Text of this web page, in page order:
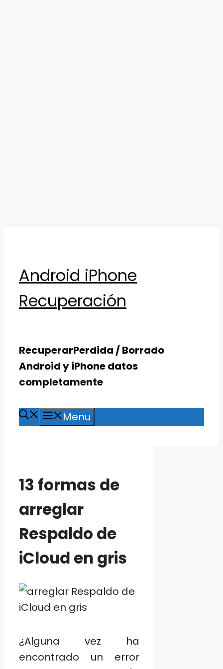
content
Android iPhone
Recuperación
RecuperarPerdida / Borrado
Android y iPhone datos
completamente
Menu
13 formas de
arreglar
Respaldo de
iCloud en gris
¿Alguna vez ha
encontrado un error